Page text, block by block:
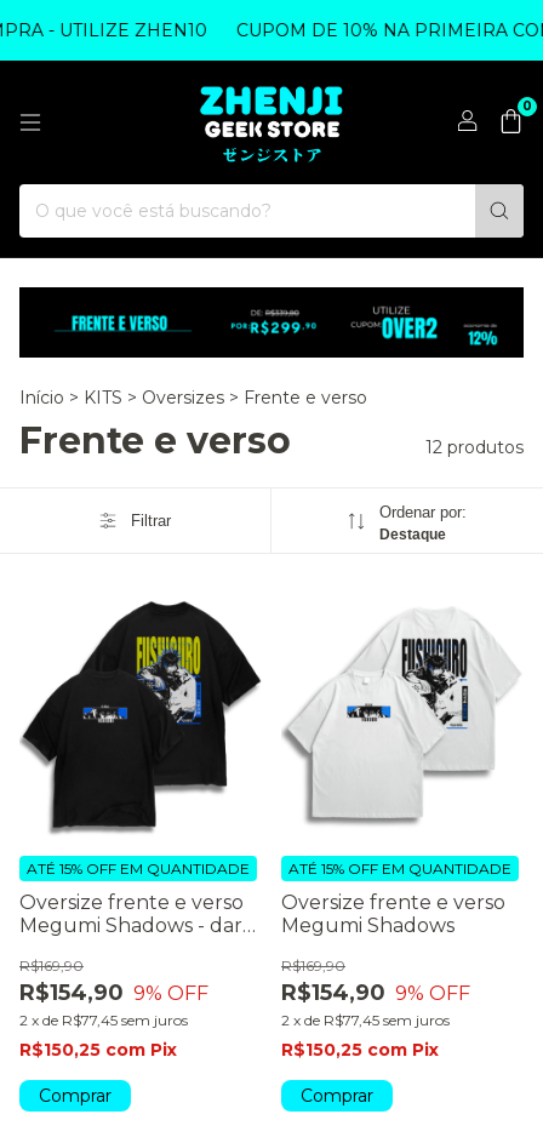
- UTILIZE ZHEN10 CUPOM DE 10% NA PRIMEIRA
0
Início > KITS > Oversizes > Frente e verso
Frente e verso 12 produtos
Filtrar Ordenar por:
Destaque
Oversize frente e verso
Megumi Shadows - dark
R$154,90
R$169,90
9% OFF
2 x de R$77,45 sem juros
ATÉ 15% OFF EM QUANTIDADE
R$150,25 com Pix
Comprar
Oversize frente e verso
Megumi Shadows
R$154,90
R$169,90
9% OFF
2 x de R$77,45 sem juros
ATÉ 15% OFF EM QUANTIDADE
R$150,25 com Pix
Comprar